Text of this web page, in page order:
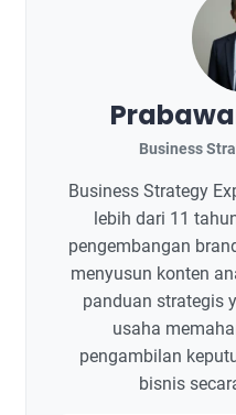
Business
Business Strategy
lebih dari 11
pengembangan
menyusun konten
panduan strategis
usaha
pengambilan
bisnis